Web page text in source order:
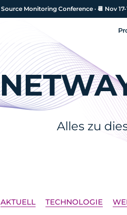
Monitoring Conference · 📆 Nov
Monitoring Conference · 📆 Nov
Alles zu
AKTUELL TECHNOLOGIE